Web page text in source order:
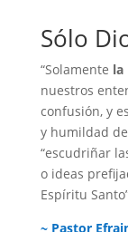
Sólo
“Solamente la
nuestros
confusión, y
y humildad
“escudriñar
o ideas
Espíritu
~ Pastor